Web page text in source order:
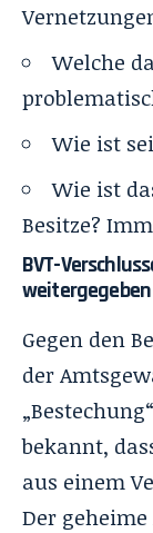
Welche
Wie ist
Wie ist
Besitze?
BVT-
weitergegeben
Gegen den
der
bekannt,
aus einem
Der